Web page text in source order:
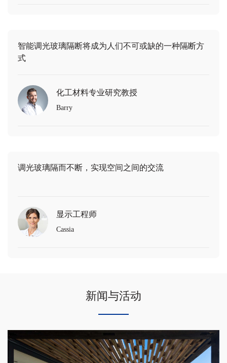
智能调光玻璃隔断将成为人们不可或缺的一种隔断方
式
化工材料专业研究教授
Barry
调光玻璃隔而不断，实现空间之间的交流
显示工程师
Cassia
新闻与活动